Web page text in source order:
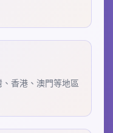
香港、澳門等地區